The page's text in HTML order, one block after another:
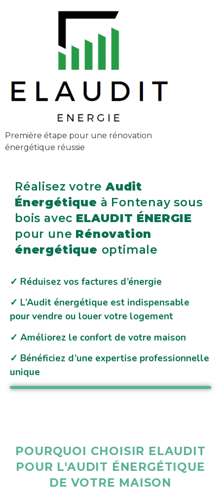
Première étape pour une rénovation
énergétique réussie
Réalisez votreAudit
Énergétique à Fontenay sous
bois avec ELAUDIT ÉNERGIE
pour une Rénovation
énergétique optimale
✓ Réduisez vos factures d’énergie
✓ L’Audit énergétique est indispensable
pour vendre ou louer votre logement
✓ Améliorez le confort de votre maison
✓ Bénéficiez d’une expertise professionnelle
unique
POURQUOI CHOISIR ELAUDIT
POUR L'AUDIT ÉNERGÉTIQUE
DE VOTRE MAISON